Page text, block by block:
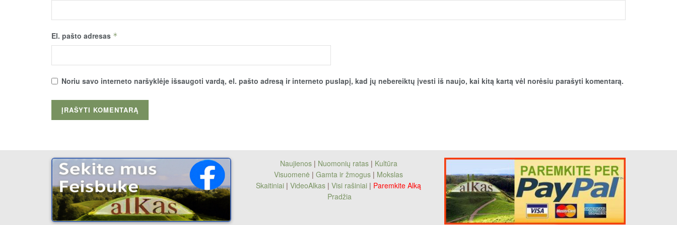
El. pašto adresas *
Noriu savo interneto naršyklėje išsaugoti vardą, el. pašto adresą ir interneto puslapį, kad jų nebereiktų įvesti iš naujo, kai kitą kartą vėl norėsiu parašyti komentarą.
Naujienos| Nuomonių ratas| Kultūra
Visuomenė | Gamta ir žmogus | Mokslas
Skaitiniai | VideoAlkas | Visi rašiniai | Paremkite Alką
Pradžia